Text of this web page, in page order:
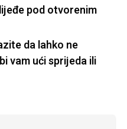
pod otvorenim
da lahko ne
vam ući sprijeda ili